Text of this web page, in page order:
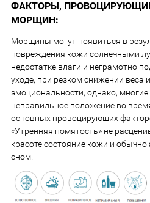
ФАКТОРЫ,
МОРЩИН:
Морщины могут появиться в
повреждения кожи солнечными
недостатке влаги и неграмотно
уходе, при резком снижении веса
эмоциональности, однако,
неправильное положение во
основных провоцирующих
«Утренняя помятость» не
красоте состояние кожи и обычно
сном.